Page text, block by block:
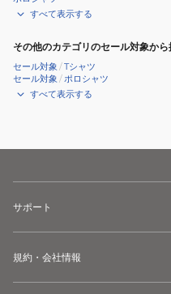
すべて表示する
その他のカテゴリのセール対象から
セール対象 /Tシャツ
セール対象 /ポロシャツ
すべて表示する
サポート
規約・会社情報